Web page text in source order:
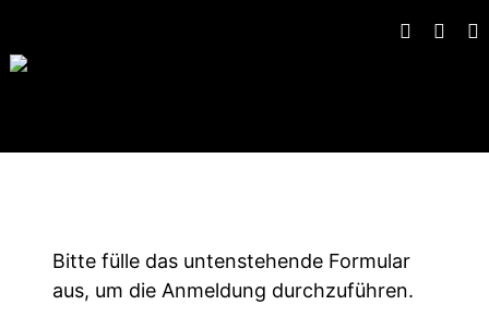
Bitte fülle das untenstehende Formular
aus, um die Anmeldung durchzuführen.